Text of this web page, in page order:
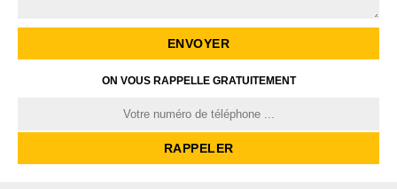
ON VOUS RAPPELLE GRATUITEMENT